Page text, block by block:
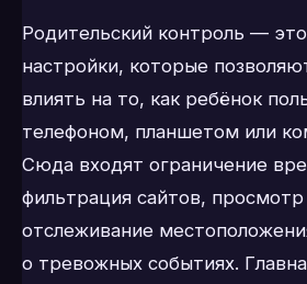
Родительский контроль —
настройки, которые
влиять на то, как ребёнок
телефоном, планшетом или
Сюда входят ограничение
фильтрация сайтов,
отслеживание
о тревожных событиях.